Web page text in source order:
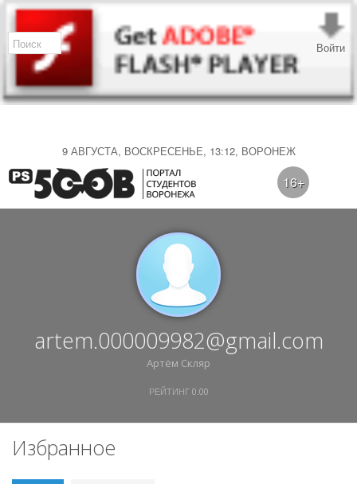
9 АВГУСТА, ВОСКРЕСЕНЬЕ, 13:12, ВОРОНЕЖ
Войти
16+
artem.000009982@gmail.com
Артём Скляр
РЕЙТИНГ 0.00
Избранное